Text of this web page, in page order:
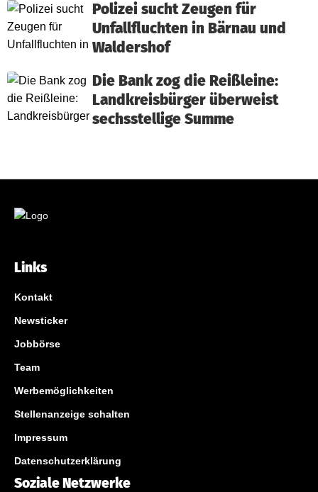
Polizei sucht Zeugen für
Unfallfluchten in Bärnau und
Waldershof
Die Bank zog die Reißleine:
Landkreisbürger überweist
sechsstellige Summe
Links
Kontakt
Newsticker
Jobbörse
Team
Werbemöglichkeiten
Stellenanzeige schalten
Impressum
Datenschutzerklärung
Soziale Netzwerke